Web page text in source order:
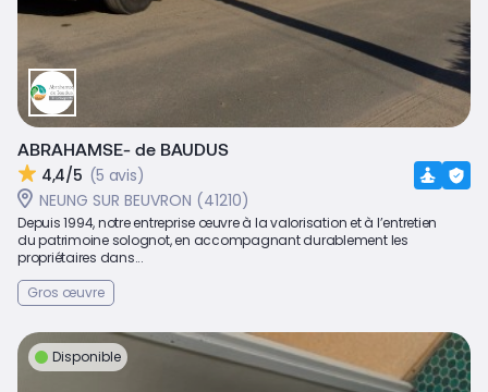
ABRAHAMSE- de BAUDUS
4,4/5 (5 avis)
NEUNG SUR BEUVRON (41210)
Depuis 1994, notre entreprise œuvre à la valorisation et à l’entretien
du patrimoine solognot, en accompagnant durablement les
propriétaires dans...
Gros œuvre
Disponible